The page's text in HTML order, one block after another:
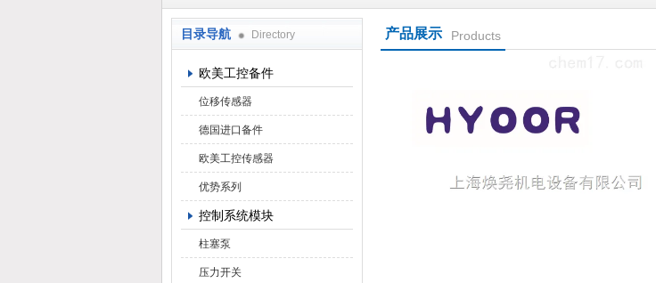
目录导航 Directory
欧美工控备件
位移传感器
德国进口备件
欧美工控传感器
优势系列
控制系统模块
柱塞泵
压力开关
产品展示 Products